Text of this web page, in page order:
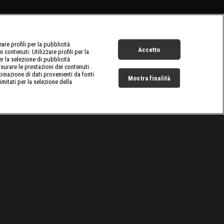
profili per la pubblicità
contenuti. Utilizzare profili per la
la selezione di pubblicità
le prestazioni dei contenuti.
di dati provenienti da fonti
per la selezione della
Accetto
Mostra finalità